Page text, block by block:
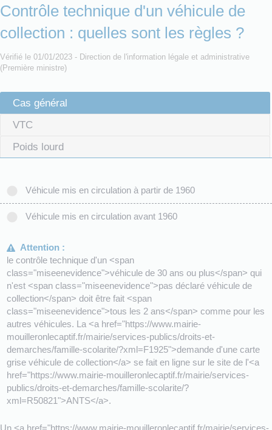
Contrôle technique d'un véhicule de
collection : quelles sont les règles ?
Vérifié le 01/01/2023 - Direction de l'information légale et administrative
(Première ministre)
Cas général
VTC
Poids lourd
Véhicule mis en circulation à partir de 1960
Véhicule mis en circulation avant 1960
Attention :
le contrôle technique d'un <span
class="miseenevidence">véhicule de 30 ans ou plus</span> qui
n'est <span class="miseenevidence">pas déclaré véhicule de
collection</span> doit être fait <span
class="miseenevidence">tous les 2 ans</span> comme pour les
autres véhicules. La <a href="https://www.mairie-
mouilleronlecaptif.fr/mairie/services-publics/droits-et-
demarches/famille-scolarite/?xml=F1925">demande d'une carte
grise véhicule de collection</a> se fait en ligne sur le site de l'<a
href="https://www.mairie-mouilleronlecaptif.fr/mairie/services-
publics/droits-et-demarches/famille-scolarite/?
xml=R50821">ANTS</a>.